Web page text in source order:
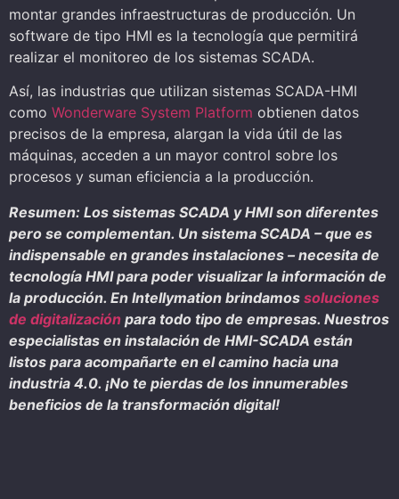
montar grandes infraestructuras de producción. Un
software de tipo HMI es la tecnología que permitirá
realizar el monitoreo de los sistemas SCADA.
Así, las industrias que utilizan sistemas SCADA-HMI
como Wonderware System Platform obtienen datos
precisos de la empresa, alargan la vida útil de las
máquinas, acceden a un mayor control sobre los
procesos y suman eficiencia a la producción.
Resumen: Los sistemas SCADA y HMI son diferentes
pero se complementan. Un sistema SCADA – que es
indispensable en grandes instalaciones – necesita de
tecnología HMI para poder visualizar la información de
la producción. En Intellymation brindamos soluciones
de digitalización para todo tipo de empresas. Nuestros
especialistas en instalación de HMI-SCADA están
listos para acompañarte en el camino hacia una
industria 4.0. ¡No te pierdas de los innumerables
beneficios de la transformación digital!